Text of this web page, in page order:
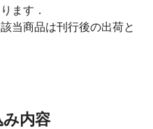
ます．
当商品は刊行後の出荷と
み内容